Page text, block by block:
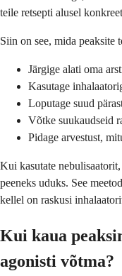
teile retsepti alusel
Siin on see, mida peaksite
Järgige alati oma
Kasutage
Loputage suud
Võtke suukaudseid
Pidage arvestust,
Kui kasutate
peeneks uduks. See
kellel on raskusi
Kui kaua
agonisti võtma?